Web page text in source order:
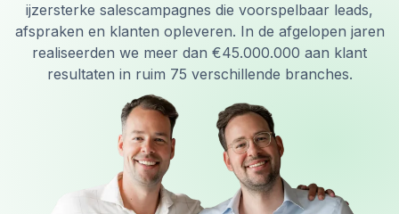
ijzersterke salescampagnes die voorspelbaar leads,
afspraken en klanten opleveren. In de afgelopen jaren
realiseerden we meer dan €45.000.000 aan klant
resultaten in ruim 75 verschillende branches.